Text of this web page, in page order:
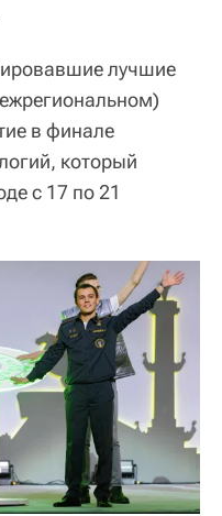
лучшие
в финале
который
с 17 по 21